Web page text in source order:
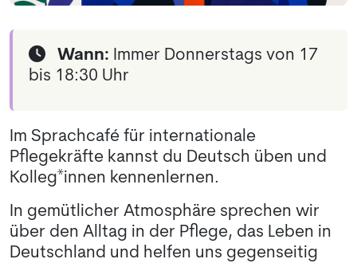
Wann: Immer Donnerstags von 17
bis 18:30 Uhr
Im Sprachcafé für internationale
Pflegekräfte kannst du Deutsch üben und
Kolleg*innen kennenlernen.
In gemütlicher Atmosphäre sprechen wir
über den Alltag in der Pflege, das Leben in
Deutschland und helfen uns gegenseitig